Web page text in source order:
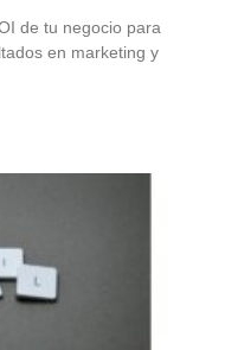
de tu negocio para
en marketing y